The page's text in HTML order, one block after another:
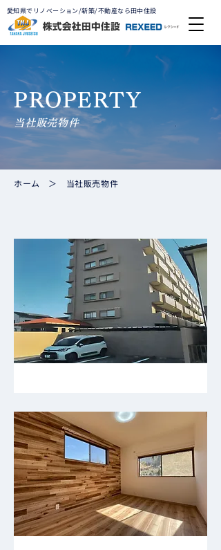
愛知県でリノベーション/新築/不動産なら田中住設
PROPERTY
当社販売物件
ホーム ＞ 当社販売物件